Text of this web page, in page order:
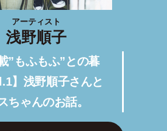
アーティスト
浅野順子
”もふもふ”との暮
】浅野順子さんと
ちゃんのお話。